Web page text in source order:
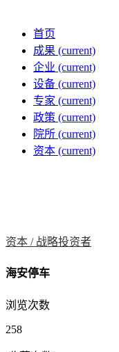
首页
成果 (current)
企业 (current)
设备 (current)
专家 (current)
政策 (current)
院所 (current)
资本 (current)
资本 / 战略投资者
海安停车
浏览次数
258